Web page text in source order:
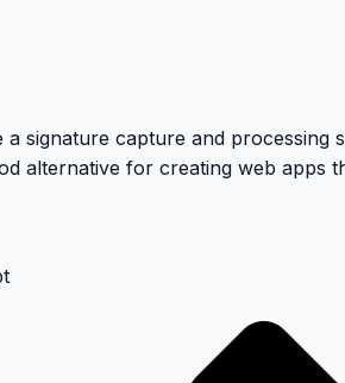
a signature capture and processing
alternative for creating web apps